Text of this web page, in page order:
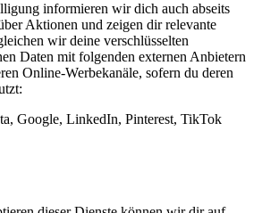
informieren wir dich auch abseits
Aktionen und zeigen dir relevante
wir deine verschlüsselten
Daten mit folgenden externen Anbietern
Online-Werbekanäle, sofern du deren
Google, LinkedIn, Pinterest, TikTok